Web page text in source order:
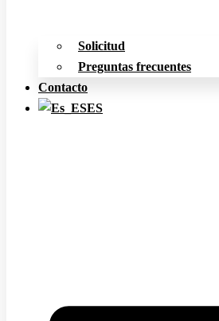
Solicitud
Preguntas frecuentes
Contacto
ES